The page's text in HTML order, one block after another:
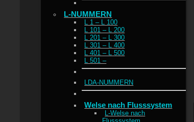
L-NUMMERN
L 1 – L 100
L 101 – L 200
L 201 – L 300
L 301 – L 400
L 401 – L 500
L 501 –
LDA-NUMMERN
Welse nach Flusssystem
L-Welse nach